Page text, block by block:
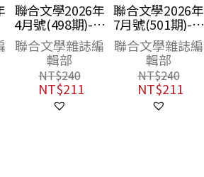
聯合文學2026年
7月號(501期)-李
滄東
聯合文學雜誌編
輯部
NT$240
NT$211
聯合文學2025年
12月號(494期)-
台灣感性 感性早
餐圭
聯合文學雜誌編
輯部
NT$240
NT$211